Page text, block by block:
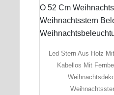
Led Stern Aus Holz
Kabellos Mit